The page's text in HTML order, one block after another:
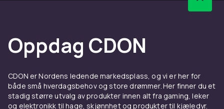
84
Artikkel nr.
ab9530fe-5d81-4e30-8bf1-8a7e5f852bd6
Produktsikkerhetsinformasjon
Oppdag CDON
CDON er Nordens ledende markedsplass, og vi er her for
både små hverdagsbehov og store drømmer. Her finner du et
stadig større utvalg av produkter innen alt fra gaming, leker
og elektronikk til hage, skjønnhet og produkter til kjæledyr.